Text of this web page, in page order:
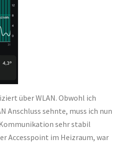
über WLAN. Obwohl ich
Anschluss sehnte, muss ich nun
sehr stabil
Accesspoint im Heizraum, war